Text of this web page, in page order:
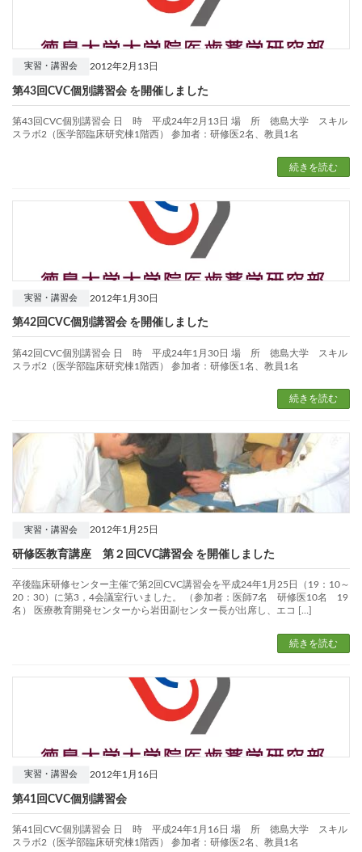
2012年2月13日
実習・講習会
第43回CVC個別講習会 を開催しました
第43回CVC個別講習会 日 時 平成24年2月13日 場 所 徳島大学 スキル
スラボ2（医学部臨床研究棟1階西） 参加者：研修医2名、教員1名
続きを読む
2012年1月30日
実習・講習会
第42回CVC個別講習会 を開催しました
第42回CVC個別講習会 日 時 平成24年1月30日 場 所 徳島大学 スキル
スラボ2（医学部臨床研究棟1階西） 参加者：研修医1名、教員1名
続きを読む
2012年1月25日
実習・講習会
研修医教育講座 第２回CVC講習会 を開催しました
卒後臨床研修センター主催で第2回CVC講習会を平成24年1月25日（19：10～
20：30）に第3，4会議室行いました。 （参加者：医師7名 研修医10名 19
名） 医療教育開発センターから岩田副センター長が出席し、エコ […]
続きを読む
2012年1月16日
実習・講習会
第41回CVC個別講習会
第41回CVC個別講習会 日 時 平成24年1月16日 場 所 徳島大学 スキル
スラボ2（医学部臨床研究棟1階西） 参加者：研修医2名、教員1名